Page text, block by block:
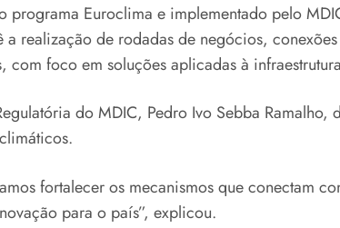
Euroclima e implementado pelo
realização de rodadas de negócios,
foco em soluções aplicadas à
do MDIC, Pedro Ivo Sebba
fortalecer os mecanismos que conectam
para o país”, explicou.